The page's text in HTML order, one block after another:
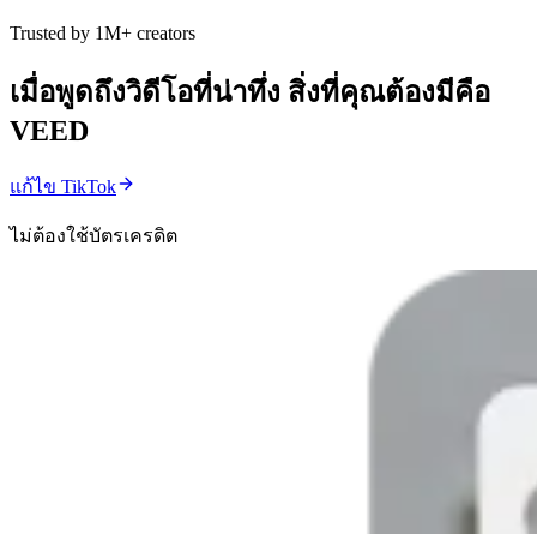
Trusted by 1M+ creators
เมื่อพูดถึงวิดีโอที่น่าทึ่ง สิ่งที่คุณต้องมีคือ
VEED
แก้ไข TikTok
ไม่ต้องใช้บัตรเครดิต